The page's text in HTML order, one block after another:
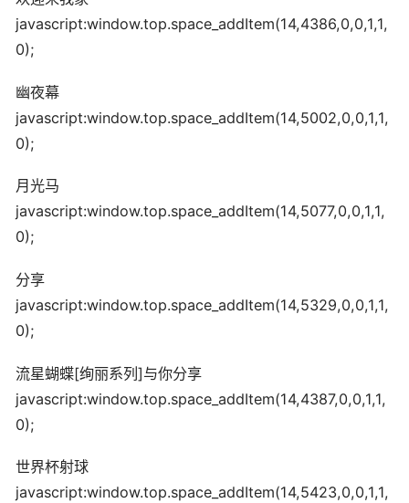
javascript:window.top.space_addItem(14,4386,0,0,1,1,
0);
幽夜幕
javascript:window.top.space_addItem(14,5002,0,0,1,1,
0);
月光马
javascript:window.top.space_addItem(14,5077,0,0,1,1,
0);
分享
javascript:window.top.space_addItem(14,5329,0,0,1,1,
0);
流星蝴蝶[绚丽系列]与你分享
javascript:window.top.space_addItem(14,4387,0,0,1,1,
0);
世界杯射球
javascript:window.top.space_addItem(14,5423,0,0,1,1,